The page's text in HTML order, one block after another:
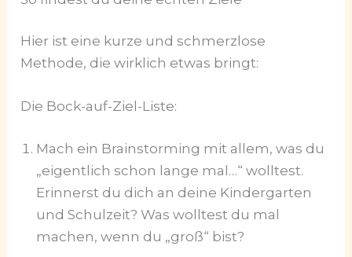
Hier ist eine kurze und schmerzlose
Methode, die wirklich etwas bringt:
Die Bock-auf-Ziel-Liste:
Mach ein Brainstorming mit allem, was du
„eigentlich schon lange mal…“ wolltest.
Erinnerst du dich an deine Kindergarten
und Schulzeit? Was wolltest du mal
machen, wenn du „groß“ bist?